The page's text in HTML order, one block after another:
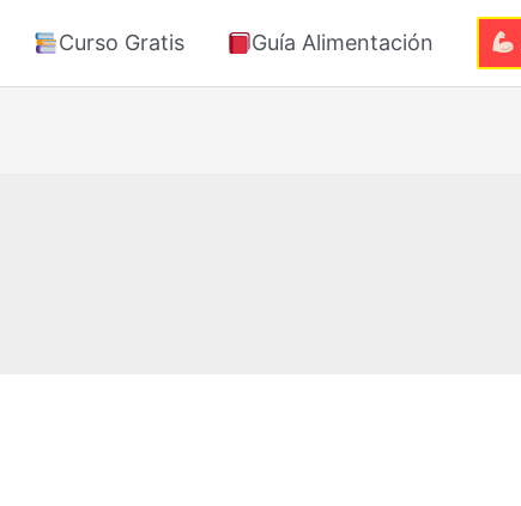
Curso Gratis Guía Alimentación